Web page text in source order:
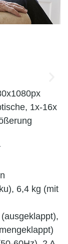
1x-16x
6,4 kg (mit